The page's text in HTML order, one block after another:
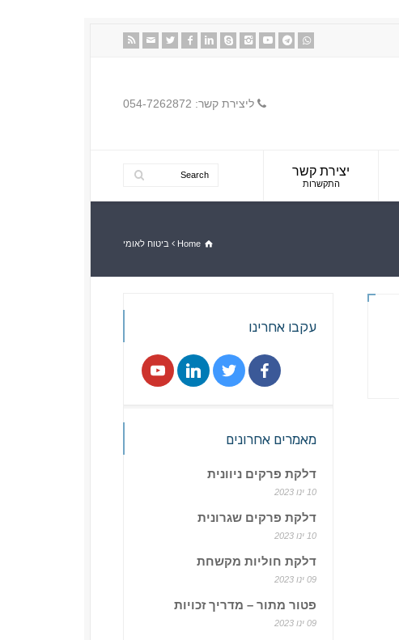
ליצירת קשר: 054-7262872
יצירת קשר
התקשרות
Home ביטוח לאומי
עקבו אחרינו
מאמרים אחרונים
דלקת פרקים ניוונית
10 ינו 2023
דלקת פרקים שגרונית
10 ינו 2023
דלקת חוליות מקשחת
09 ינו 2023
פטור מתור – מדריך זכויות
09 ינו 2023